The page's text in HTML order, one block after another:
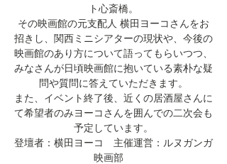
ト心斎橋。
その映画館の元支配人 横田ヨーコさんをお
招きし、関西ミニシアターの現状や、今後の
映画館のあり方について語ってもらいつつ、
みなさんが日頃映画館に抱いている素朴な疑
問や質問に答えていただきます。
また、イベント終了後、近くの居酒屋さんに
て希望者のみヨーコさんを囲んでの二次会も
予定しています。
登壇者：横田ヨーコ 主催運営：ルヌガンガ
映画部